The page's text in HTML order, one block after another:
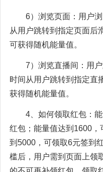
6）浏览页面：用户
从用户跳转到指定页面后
可获得随机能量值。
7）浏览直播间：用
时间从用户跳转到指定直
获得随机能量值。
4、如何领取红包：
红包；能量值达到1600
到5000，可领取6元签到
槛后，用户需到页面上领